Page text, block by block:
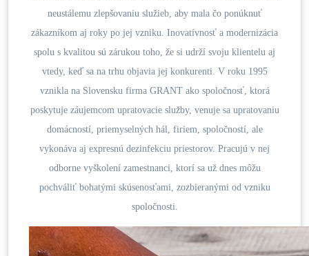
neustálemu zlepšovaniu služieb, aby mala čo ponúknuť
zákazníkom aj roky po jej vzniku. Inovatívnosť a modernizácia
spolu s kvalitou sú zárukou toho, že si udrží svoju klientelu aj
vtedy, keď sa na trhu objavia jej konkurenti. V roku 1995
vznikla na Slovensku firma GRANT ako spoločnosť, ktorá
poskytuje záujemcom upratovacie služby, venuje sa upratovaniu
domácností, priemyselných hál, firiem, spoločností, ale
vykonáva aj expresnú dezinfekciu priestorov. Pracujú v nej
odborne vyškolení zamestnanci, ktorí sa už dnes môžu
pochváliť bohatými skúsenosťami, zozbieranými od vzniku
spoločnosti.